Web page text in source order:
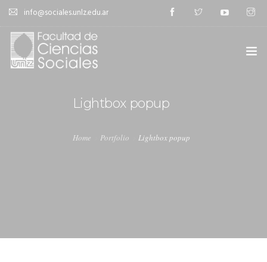
info@sociales.unlz.edu.ar
Lightbox popup
Home Portfolio Lightbox popup